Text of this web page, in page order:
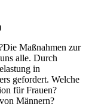
Maßnahmen zur
alle. Durch
in
gefordert. Welche
für Frauen?
Männern?